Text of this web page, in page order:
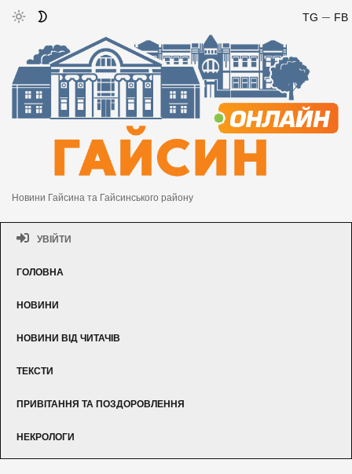
FB
TG
Новини Гайсина та Гайсинського району
УВІЙТИ
ГОЛОВНА
НОВИНИ
НОВИНИ ВІД ЧИТАЧІВ
ТЕКСТИ
ПРИВІТАННЯ ТА ПОЗДОРОВЛЕННЯ
НЕКРОЛОГИ